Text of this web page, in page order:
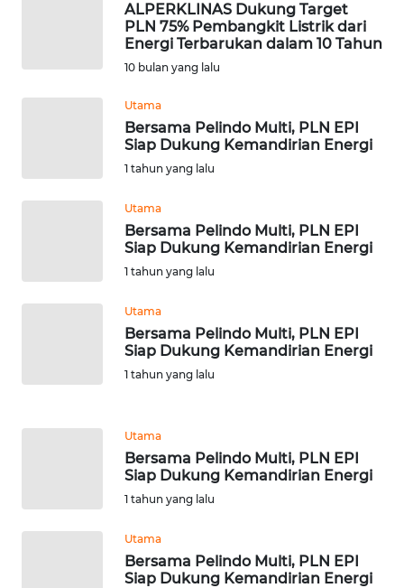
ALPERKLINAS Dukung Target
PLN 75% Pembangkit Listrik dari
Energi Terbarukan dalam 10 Tahun
10 bulan yang lalu
Utama
Bersama Pelindo Multi, PLN EPI
Siap Dukung Kemandirian Energi
1 tahun yang lalu
Utama
Bersama Pelindo Multi, PLN EPI
Siap Dukung Kemandirian Energi
1 tahun yang lalu
Utama
Bersama Pelindo Multi, PLN EPI
Siap Dukung Kemandirian Energi
1 tahun yang lalu
Utama
Bersama Pelindo Multi, PLN EPI
Siap Dukung Kemandirian Energi
1 tahun yang lalu
Utama
Bersama Pelindo Multi, PLN EPI
Siap Dukung Kemandirian Energi
PAPUA
WN
SULTRA